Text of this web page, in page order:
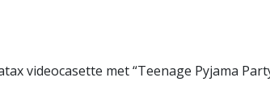
videocasette met “Teenage Pyjama